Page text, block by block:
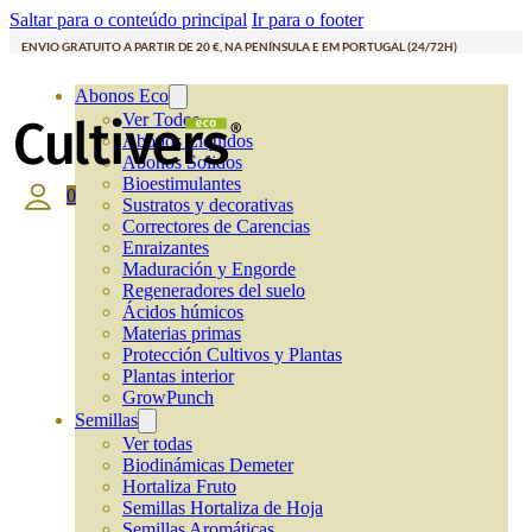
Saltar para o conteúdo principal Ir para o footer
ENVIO GRATUITO A PARTIR DE 20 €, NA PENÍNSULA E EM PORTUGAL (24/72H)
Abonos Eco
Ver Todos
Abonos Líquidos
Abonos Solidos
Bioestimulantes
Sustratos y decorativas
Correctores de Carencias
Enraizantes
Maduración y Engorde
Regeneradores del suelo
Ácidos húmicos
Materias primas
Protección Cultivos y Plantas
Plantas interior
GrowPunch
Semillas
Ver todas
Biodinámicas Demeter
Hortaliza Fruto
Semillas Hortaliza de Hoja
0